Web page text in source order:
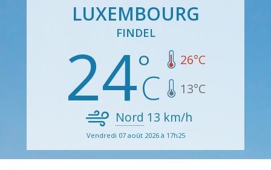
LUXEMBOURG
FINDEL
24 26°C
13°C
Nord 13 km/h
Vendredi 07 août 2026 à 17h25